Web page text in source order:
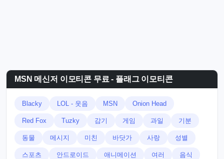
MSN 메신저 이모티콘 무료 - 플래그 이모티콘
Blacky LOL - 웃음 MSN Onion Head
Red Fox Tuzky 감기 게임 과일 기분
동물 메시지 미친 바닷가 사랑 성별
스포츠 안드로이드 애니메이션 여러 음식